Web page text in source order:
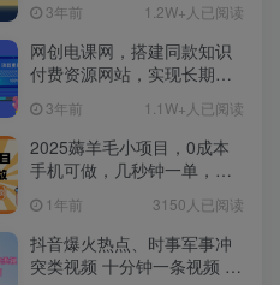
3年前 1.2W+人已阅读
网创电课网，搭建同款知识
付费资源网站，实现长期稳
3年前 1.1W+人已阅读
2025薅羊毛小项目，0成本
手机可做，几秒钟一单，收
1年前 3150人已阅读
抖音爆火热点、时事军事冲
突类视频 十分钟一条视频 条